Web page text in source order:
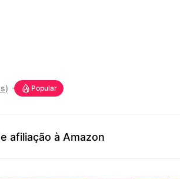
Popular
afiliação à Amazon